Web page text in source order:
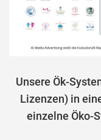
Unsere Ök-
Lizenzen) in
einzelne Öko-